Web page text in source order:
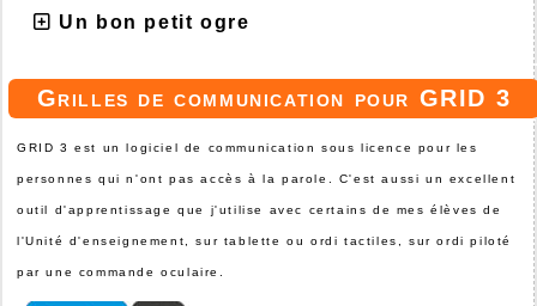
Un bon petit ogre
Grilles de communication pour GRID 3
GRID 3 est un logiciel de communication sous licence pour les
personnes qui n'ont pas accès à la parole. C'est aussi un excellent
outil d'apprentissage que j'utilise avec certains de mes élèves de
l'Unité d'enseignement, sur tablette ou ordi tactiles, sur ordi piloté
par une commande oculaire.